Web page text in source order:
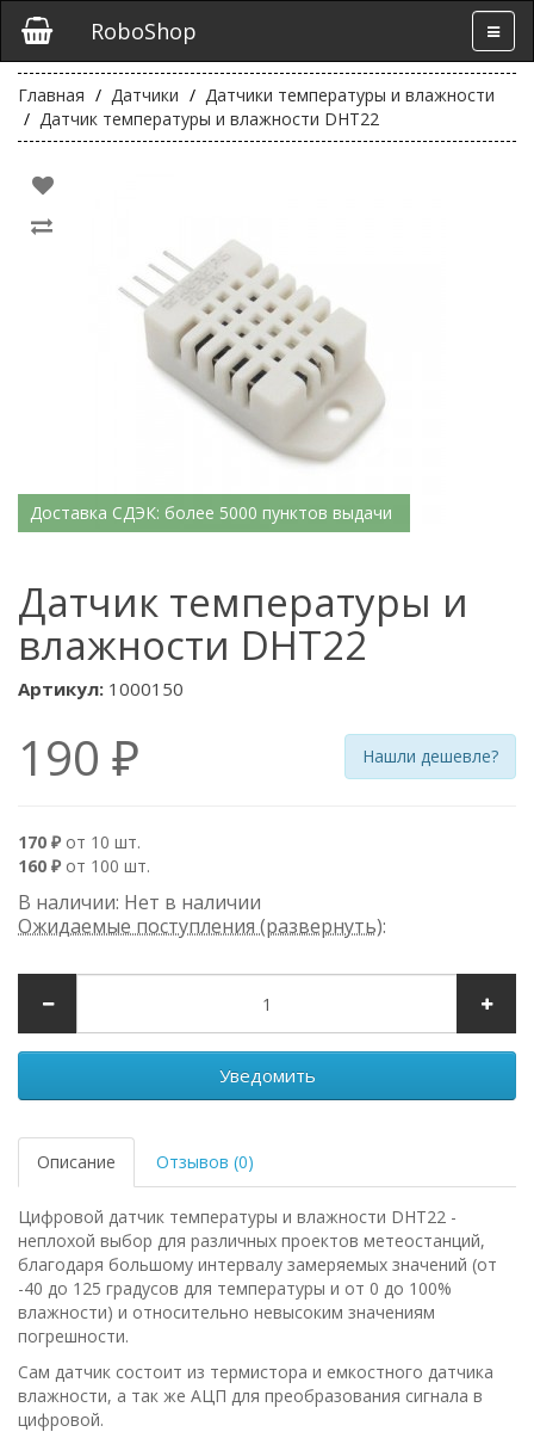
RoboShop
Главная Датчики
Датчики температуры и влажности
Датчик температуры и влажности DHT22
Доставка СДЭК: более 5000 пунктов выдачи
Датчик температуры и
влажности DHT22
Артикул: 1000150
190 ₽ Нашли дешевле?
170 ₽ от 10 шт.
160 ₽ от 100 шт.
В наличии: Нет в наличии
Ожидаемые поступления (развернуть):
Уведомить
Описание Отзывов (0)
Цифровой датчик температуры и влажности DHT22 -
неплохой выбор для различных проектов метеостанций,
благодаря большому интервалу замеряемых значений (от
-40 до 125 градусов для температуры и от 0 до 100%
влажности) и относительно невысоким значениям
погрешности.
Сам датчик состоит из термистора и емкостного датчика
влажности, а так же АЦП для преобразования сигнала в
цифровой.